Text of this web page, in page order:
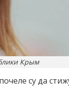
Крым
су да